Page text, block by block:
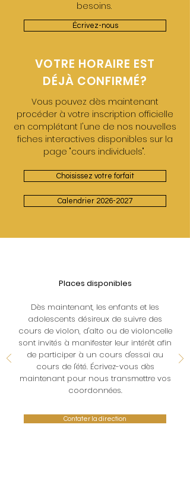
besoins.
Écrivez-nous
VOTRE HORAIRE EST
DÉJÀ CONFIRMÉ?
Vous pouvez dès maintenant
procéder à votre inscription officielle
en complétant l'une de nos nouvelles
fiches interactives disponibles sur la
page "cours individuels".
Choisissez votre forfait
Calendrier 2026-2027
Places disponibles
Dès maintenant, les enfants et les
adolescents désireux de suivre des
cours de violon, d'alto ou de violoncelle
sont invités à manifester leur intérêt afin
de participer à un cours d'essai au
cours de l'été. Écrivez-vous dès
maintenant pour nous transmettre vos
coordonnées.
Contater la direction